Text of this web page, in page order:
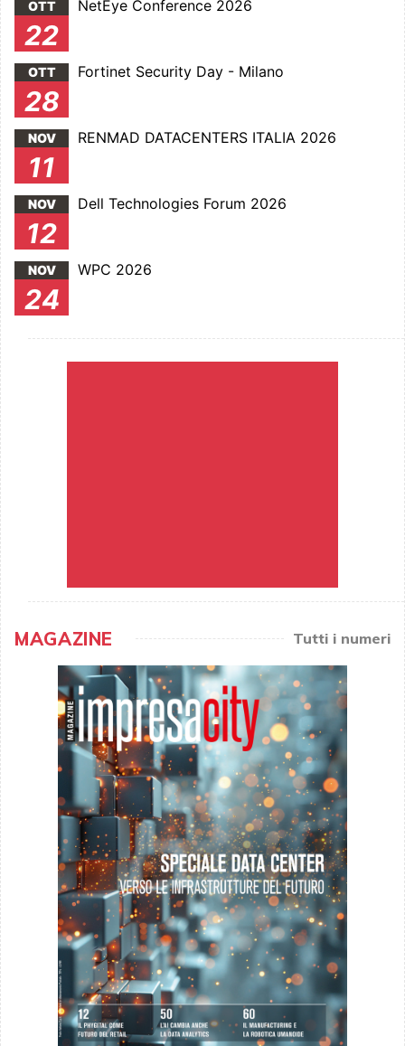
OTT
22
NetEye Conference 2026
OTT
28
Fortinet Security Day - Milano
NOV
11
RENMAD DATACENTERS ITALIA 2026
NOV
12
Dell Technologies Forum 2026
NOV
24
WPC 2026
MAGAZINE Tutti i numeri